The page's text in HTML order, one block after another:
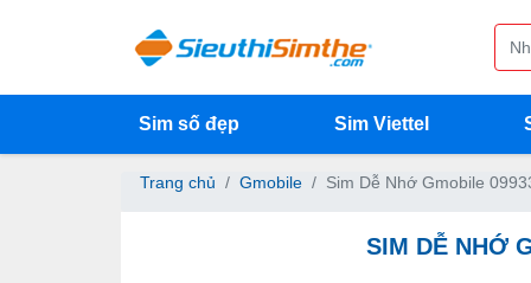
Sim số đẹp Sim Viettel
Trang chủ Gmobile Sim Dễ Nhớ Gmobile
SIM DỄ NHỚ